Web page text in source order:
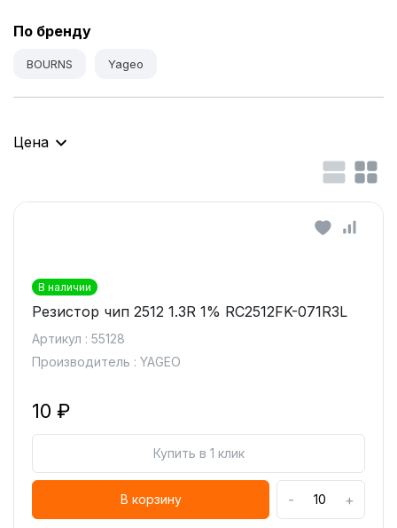
По бренду
BOURNS Yageo
Цена
В наличии
Резистор чип 2512 1.3R 1% RC2512FK-071R3L
Артикул : 55128
Производитель : YAGEO
10 ₽
Купить в 1 клик
В корзину - +